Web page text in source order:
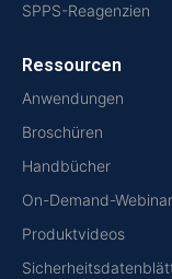
SPPS-Reagenzien
Ressourcen
Anwendungen
Broschüren
Handbücher
On-Demand-
Produktvideos